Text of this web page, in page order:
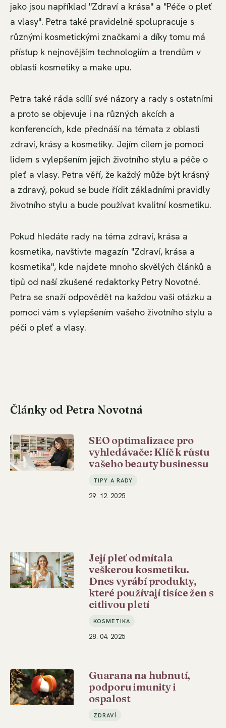
jako jsou například "Zdraví a krása" a "Péče o pleť
a vlasy". Petra také pravidelně spolupracuje s
různými kosmetickými značkami a díky tomu má
přístup k nejnovějším technologiím a trendům v
oblasti kosmetiky a make upu.
Petra také ráda sdílí své názory a rady s ostatními
a proto se objevuje i na různých akcích a
konferencích, kde přednáší na témata z oblasti
zdraví, krásy a kosmetiky. Jejím cílem je pomoci
lidem s vylepšením jejich životního stylu a péče o
pleť a vlasy. Petra věří, že každý může být krásný
a zdravý, pokud se bude řídit základními pravidly
životního stylu a bude používat kvalitní kosmetiku.
Pokud hledáte rady na téma zdraví, krása a
kosmetika, navštivte magazín "Zdraví, krása a
kosmetika", kde najdete mnoho skvělých článků a
tipů od naší zkušené redaktorky Petry Novotné.
Petra se snaží odpovědět na každou vaši otázku a
pomoci vám s vylepšením vašeho životního stylu a
péči o pleť a vlasy.
Články od Petra Novotná
SEO optimalizace pro
vyhledávače: Klíč k růstu
vašeho beauty businessu
TIPY A RADY
29. 12. 2025
Její pleť odmítala
veškerou kosmetiku.
Dnes vyrábí produkty,
které používají tisíce žen s
citlivou pletí
KOSMETIKA
28. 04. 2025
Guarana na hubnutí,
podporu imunity i
ospalost
ZDRAVÍ